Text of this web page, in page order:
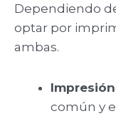
Dependiendo
optar por
ambas.
común y